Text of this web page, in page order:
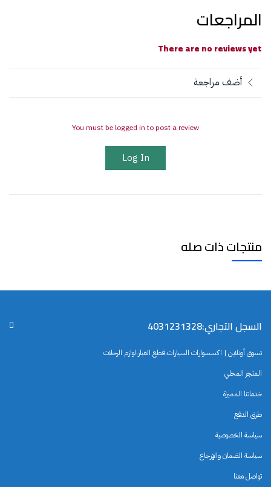
المراجعات
There are no reviews yet
أضف مراجعة
You must be logged in to post a review
Log In
منتجات ذات صله
السجل التجاري:4031231328
تسوق أونلاين | اكسسوارات السيارات،قطع الغيار،لوازم الرحلات
المتجر المحلي
خدماتنا المميزة
طرق الدفع
سياسة الخصوصية
سياسة الضمان والإرجاع
تواصل معنا